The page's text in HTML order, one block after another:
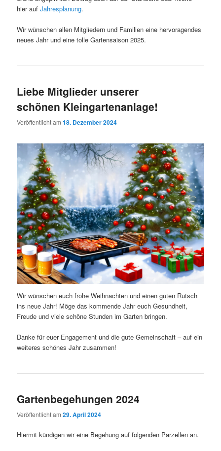
hier aufJahresplanung.
Wir wünschen allen Mitgliedern und Familien eine hervoragendes
neues Jahr und eine tolle Gartensaison 2025.
Liebe Mitglieder unserer
schönen Kleingartenanlage!
Veröffentlicht am18. Dezember 2024
Wir wünschen euch frohe Weihnachten und einen guten Rutsch
ins neue Jahr! Möge das kommende Jahr euch Gesundheit,
Freude und viele schöne Stunden im Garten bringen.
Danke für euer Engagement und die gute Gemeinschaft – auf ein
weiteres schönes Jahr zusammen!
Gartenbegehungen 2024
Veröffentlicht am29. April 2024
Hiermit kündigen wir eine Begehung auf folgenden Parzellen an.